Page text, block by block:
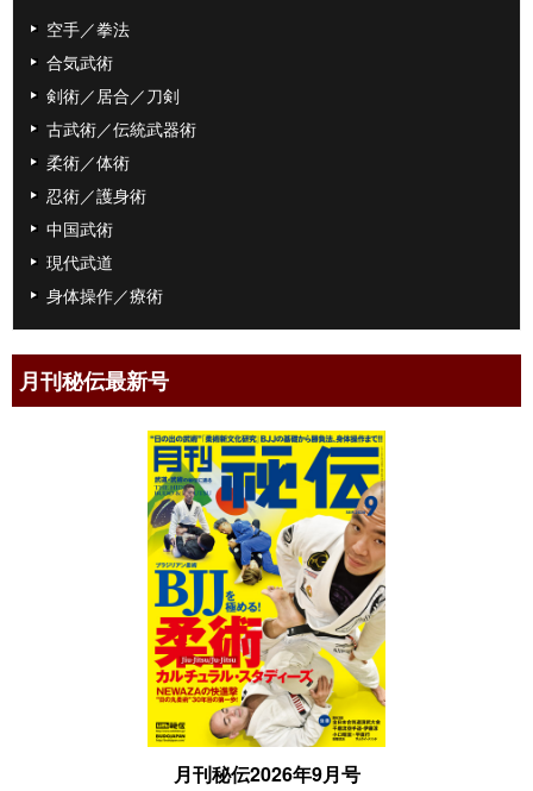
空手／拳法
合気武術
剣術／居合／刀剣
古武術／伝統武器術
柔術／体術
忍術／護身術
中国武術
現代武道
身体操作／療術
月刊秘伝最新号
月刊秘伝2026年9月号